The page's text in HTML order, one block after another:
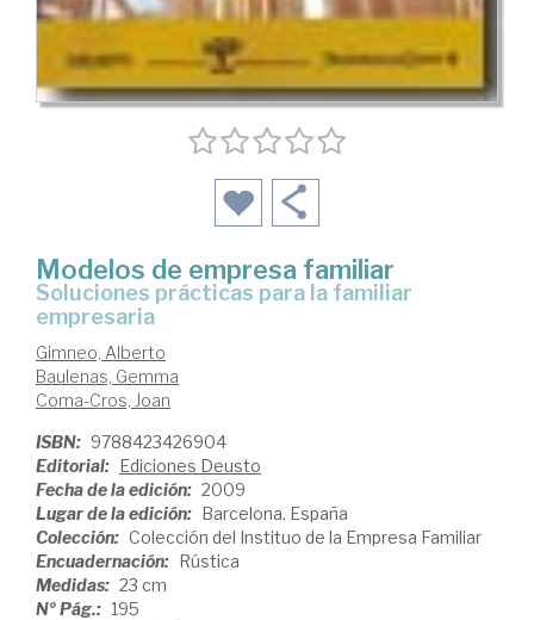
Modelos de empresa familiar
soluciones prácticas para la familiar
empresaria
Gimneo, Alberto
Baulenas, Gemma
Coma-Cros, Joan
ISBN: 9788423426904
Editorial: Ediciones Deusto
Fecha de la edición: 2009
Lugar de la edición: Barcelona. España
Colección: Colección del Instituo de la Empresa Familiar
Encuadernación: Rústica
Medidas: 23 cm
Nº Pág.: 195